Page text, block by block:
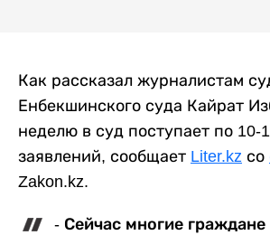
Как рассказал журналистам
Енбекшинского суда Кайрат
неделю в суд поступает по 10-
заявлений, сообщает Liter.kz со
Zakon.kz.
- Сейчас многие